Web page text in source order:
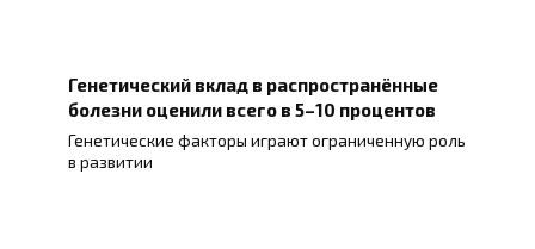
Генетический вклад в распространённые
болезни оценили всего в 5–10 процентов
Генетические факторы играют ограниченную роль
в развитии